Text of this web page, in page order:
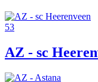
53
AZ - sc